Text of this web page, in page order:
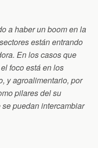
a haber un boom en la
están entrando
En los casos que
foco está en los
y agroalimentario, por
pilares del su
puedan intercambiar